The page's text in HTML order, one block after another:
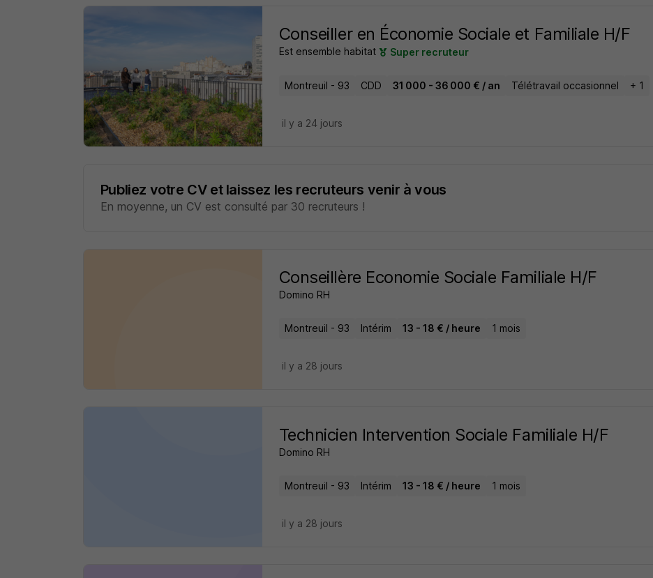
Conseiller en Économie Sociale et Familiale H/F
Est ensemble habitat Super recruteur
Montreuil - 93 CDD 31 000 - 36 000 € / an Télétravail occasionnel + 1
il y a 24 jours
Publiez votre CV et laissez les recruteurs venir à vous
En moyenne, un CV est consulté par 30 recruteurs !
Conseillère Economie Sociale Familiale H/F
Domino RH
Montreuil - 93 Intérim 13 - 18 € / heure 1 mois
il y a 28 jours
Technicien Intervention Sociale Familiale H/F
Domino RH
Montreuil - 93 Intérim 13 - 18 € / heure 1 mois
il y a 28 jours